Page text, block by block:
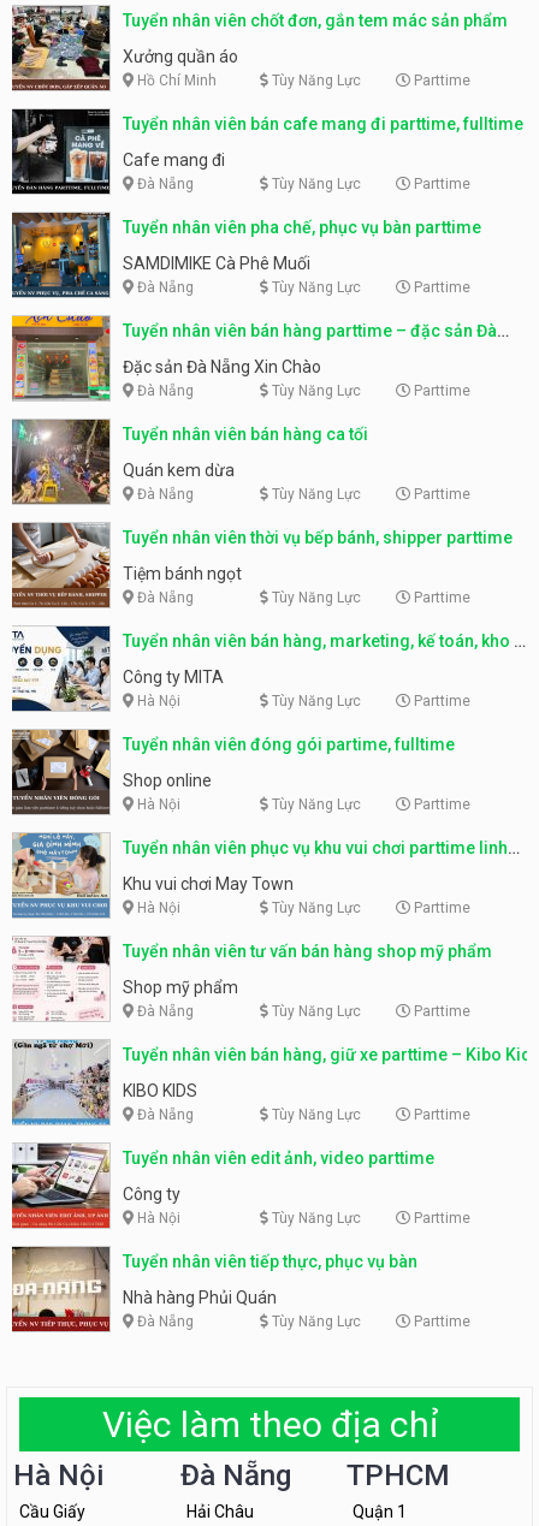
Tuyển nhân viên chốt đơn, gắn tem mác sản phẩm
Xưởng quần áo
Hồ Chí Minh Tùy Năng Lực Parttime
Tuyển nhân viên bán cafe mang đi parttime, fulltime
Cafe mang đi
Đà Nẵng Tùy Năng Lực Parttime
Tuyển nhân viên pha chế, phục vụ bàn parttime
SAMDIMIKE Cà Phê Muối
Đà Nẵng Tùy Năng Lực Parttime
Tuyển nhân viên bán hàng parttime – đặc sản Đà
Nẵng
Đặc sản Đà Nẵng Xin Chào
Đà Nẵng Tùy Năng Lực Parttime
Tuyển nhân viên bán hàng ca tối
Quán kem dừa
Đà Nẵng Tùy Năng Lực Parttime
Tuyển nhân viên thời vụ bếp bánh, shipper parttime
Tiệm bánh ngọt
Đà Nẵng Tùy Năng Lực Parttime
Tuyển nhân viên bán hàng, marketing, kế toán, kho –
parttime, fulltime
Công ty MITA
Hà Nội Tùy Năng Lực Parttime
Tuyển nhân viên đóng gói partime, fulltime
Shop online
Hà Nội Tùy Năng Lực Parttime
Tuyển nhân viên phục vụ khu vui chơi parttime linh
động
Khu vui chơi May Town
Hà Nội Tùy Năng Lực Parttime
Tuyển nhân viên tư vấn bán hàng shop mỹ phẩm
Shop mỹ phẩm
Đà Nẵng Tùy Năng Lực Parttime
Tuyển nhân viên bán hàng, giữ xe parttime – Kibo Kid
KIBO KIDS
Đà Nẵng Tùy Năng Lực Parttime
Tuyển nhân viên edit ảnh, video parttime
Công ty
Hà Nội Tùy Năng Lực Parttime
Tuyển nhân viên tiếp thực, phục vụ bàn
Nhà hàng Phủi Quán
Đà Nẵng Tùy Năng Lực Parttime
Việc làm theo địa chỉ
Hà Nội
Cầu Giấy
Đà Nẵng
Hải Châu
TPHCM
Quận 1